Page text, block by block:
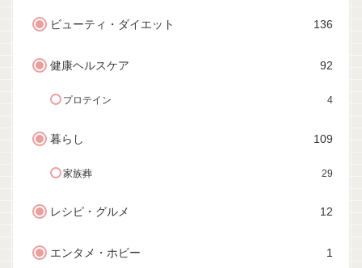
ビューティ・ダイエット 136
健康ヘルスケア 92
プロテイン 4
暮らし 109
家族葬 29
レシピ・グルメ 12
エンタメ・ホビー 1